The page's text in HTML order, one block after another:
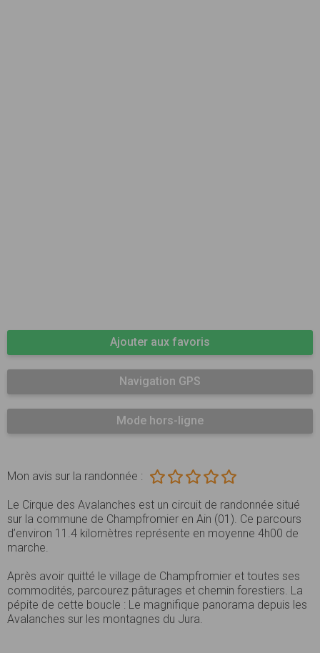
Ajouter aux favoris
Navigation GPS
Mode hors-ligne
Mon avis sur la randonnée :
Le Cirque des Avalanches est un circuit de randonnée situé
sur la commune de Champfromier en Ain (01). Ce parcours
d’environ 11.4 kilomètres représente en moyenne 4h00 de
marche.
Après avoir quitté le village de Champfromier et toutes ses
commodités, parcourez pâturages et chemin forestiers. La
pépite de cette boucle : Le magnifique panorama depuis les
Avalanches sur les montagnes du Jura.